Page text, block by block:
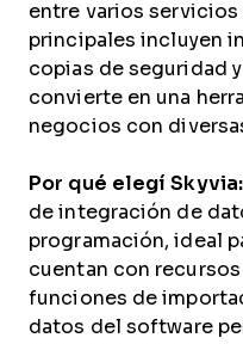
entre varios servicios
principales incluyen
copias de seguridad
convierte en una
negocios con
Por qué elegí Skyvia:
de integración de
programación, ideal
cuentan con
funciones de
datos del software